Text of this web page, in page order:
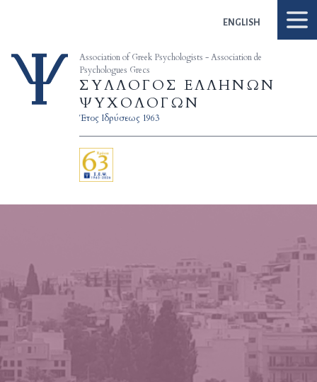
ENGLISH
Association of Greek Psychologists - Association de
Psychologues Grecs
ΣΥΛΛΟΓΟΣ ΕΛΛΗΝΩΝ
ΨΥΧΟΛΟΓΩΝ
Έτος Ιδρύσεως 1963